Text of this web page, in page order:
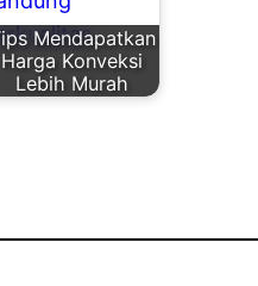
Mendapatkan
Harga Konveksi
Lebih Murah